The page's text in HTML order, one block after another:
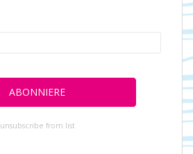
unsubscribe from list